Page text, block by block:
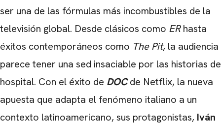
ser una de las fórmulas más incombustibles de la
televisión global. Desde clásicos como ERhasta
éxitos contemporáneos como The Pit, la audiencia
parece tener una sed insaciable por las historias de
hospital. Con el éxito de DOC de Netflix, la nueva
apuesta que adapta el fenómeno italiano a un
contexto latinoamericano, sus protagonistas, Iván